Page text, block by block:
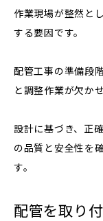
作業現場が整然と
する要因です。
配管工事の準備段
と調整作業が欠か
設計に基づき、正
の品質と安全性を
す。
配管を取り